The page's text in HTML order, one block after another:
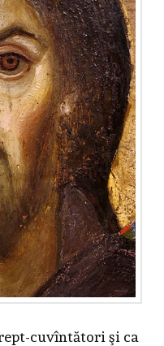
cuvîntători şi ca